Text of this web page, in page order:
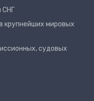
СНГ
крупнейших мировых
судовых